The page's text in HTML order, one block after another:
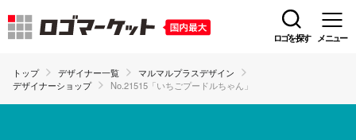
ロゴを探す メニュー
トップ デザイナー一覧
マルマルプラスデザイン
デザイナーショップ
No.21515「いちごプードルちゃん」